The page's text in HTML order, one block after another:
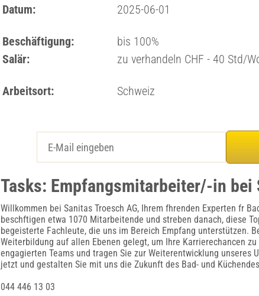
Datum:
2025-06-01
Beschäftigung:
bis 100%
Salär:
zu verhandeln CHF - 40 Std/
Arbeitsort: Schweiz
Tasks: Empfangsmitarbeiter/-in bei
Willkommen bei Sanitas Troesch AG, Ihrem fhrenden Experten fr
beschftigen etwa 1070 Mitarbeitende und streben danach, diese
begeisterte Fachleute, die uns im Bereich Empfang unterstützen.
Weiterbildung auf allen Ebenen gelegt, um Ihre Karrierechancen
engagierten Teams und tragen Sie zur Weiterentwicklung unseres
jetzt und gestalten Sie mit uns die Zukunft des Bad- und
044 446 13 03